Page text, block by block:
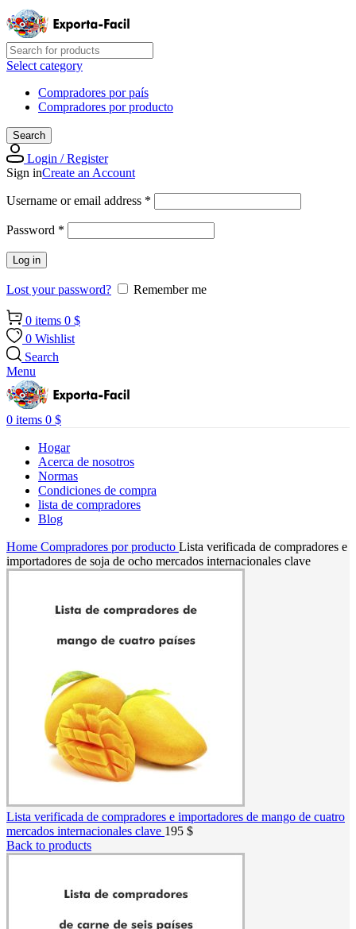
Select category
Compradores por país
Compradores por producto
Search
Login / Register
Sign inCreate an Account
Username or email address *
Password *
Log in
Lost your password? Remember me
0 items 0 $
0 Wishlist
Search
Menu
0 items 0 $
Hogar
Acerca de nosotros
Normas
Condiciones de compra
lista de compradores
Blog
Home Compradores por producto Lista verificada de compradores e
importadores de soja de ocho mercados internacionales clave
Lista verificada de compradores e importadores de mango de cuatro
mercados internacionales clave 195 $
Back to products